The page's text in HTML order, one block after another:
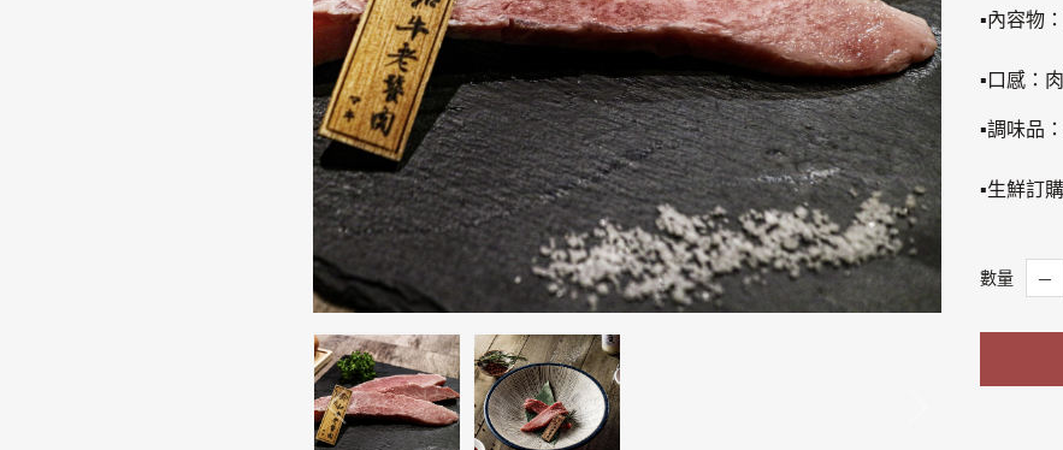
▪內容物
▪口感：
▪調味品
▪生鮮訂
數量